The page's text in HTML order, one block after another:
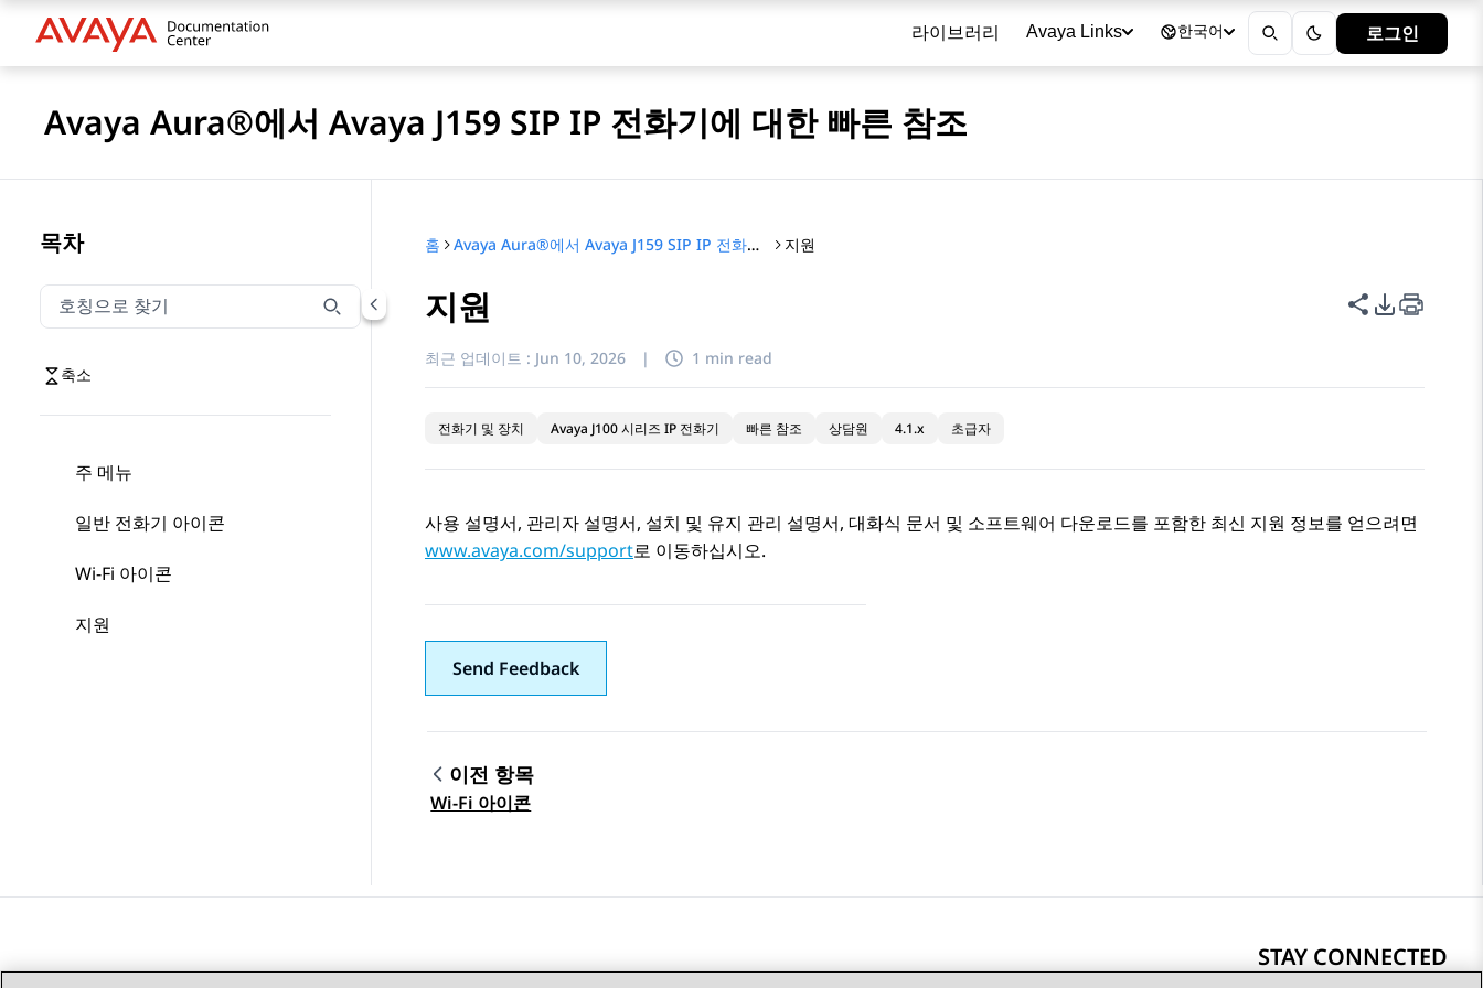
라이브러리 Avaya Links 한국어 로그인
Avaya Aura®에서 Avaya J159 SIP IP 전화기에 대한 빠른 참조
목차
호칭으로 찾기
호칭으로 찾기 항목을 필터링하려면 입력합니다.
축소
주 메뉴
일반 전화기 아이콘
Wi-Fi 아이콘
지원
홈 Avaya Aura®에서 Avaya J159 SIP IP 전화기에 대한 빠른 참조 지원
지원 이 페이지 공
PDF 내보
최근 업데이트 : Jun 10, 2026 | 1 min read
전화기 및 장치 Avaya J100 시리즈 IP 전화기 빠른 참조 상담원 4.1.x 초급자
사용 설명서, 관리자 설명서, 설치 및 유지 관리 설명서, 대화식 문서 및 소프트웨어 다운로드를 포함한 최신 지원 정보를 얻으려면
www.avaya.com/support로 이동하십시오.
Send Feedback
Topic navigation
이전 항목
Wi-Fi 아이콘
STAY CONNECTED